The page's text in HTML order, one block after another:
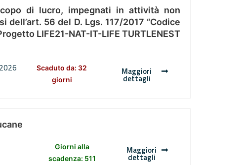
di lucro, impegnati in attività non
56 del D. Lgs. 117/2017 “Codice
LIFE21-NAT-IT-LIFE TURTLENEST
Scaduto da: 32
giorni
Maggiori
dettagli
Giorni alla
scadenza: 511
Maggiori
dettagli